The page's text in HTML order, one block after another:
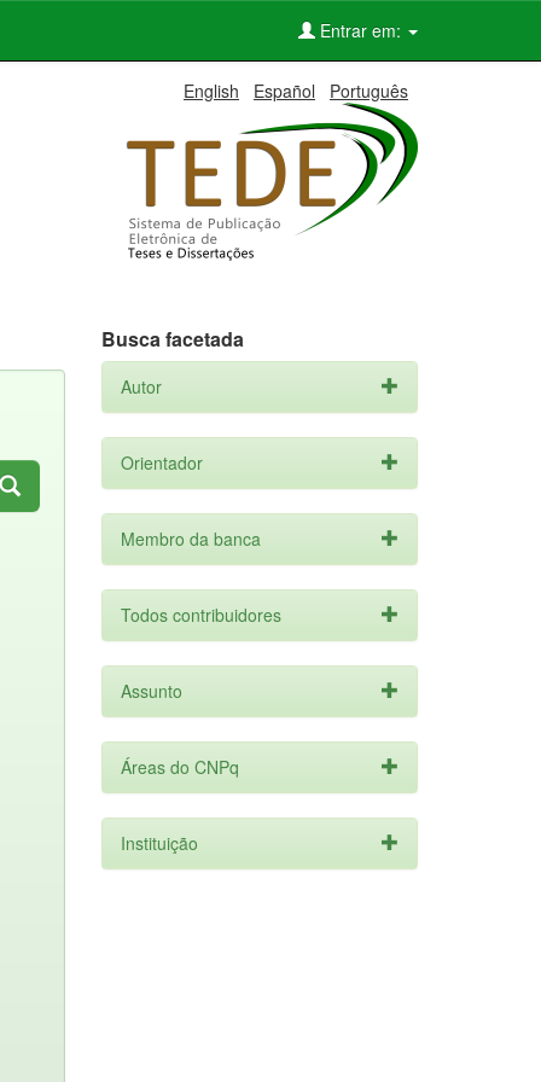
Entrar em:
English Español Português
Busca facetada
Autor
Orientador
Membro da banca
Todos contribuidores
Assunto
Áreas do CNPq
Instituição